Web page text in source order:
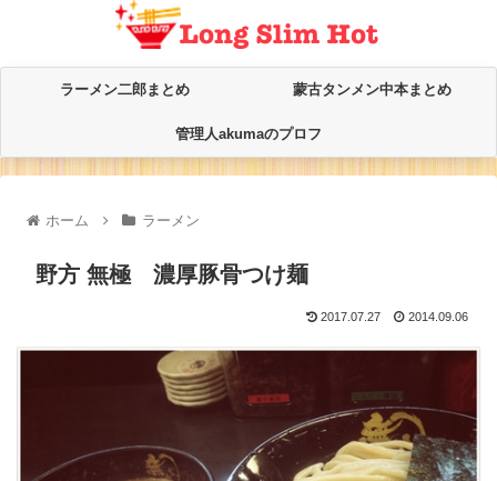
ラーメン二郎まとめ 蒙古タンメン中本まとめ
管理人akumaのプロフ
ホーム ラーメン
野方 無極 濃厚豚骨つけ麺
2017.07.27 2014.09.06